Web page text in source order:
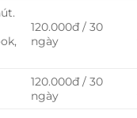
120.000đ / 30
ngày
120.000đ / 30
ngày